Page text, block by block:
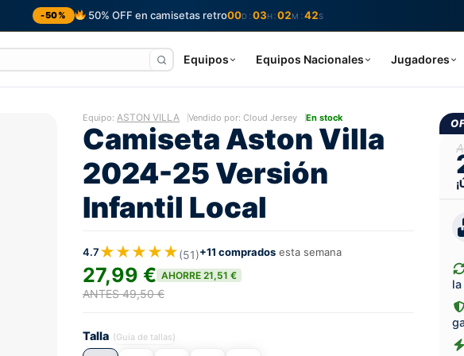
-50% 50% OFF en camisetas retro00D :03H :02M :41S
Equipos Equipos Nacionales Jugadores
Equipo: ASTON VILLA Vendido por: Cloud Jersey En stock
Camiseta Aston Villa
2024-25 Versión
Infantil Local
4.7★★★★★(51)+11 comprados esta semana
27,99 € AHORRE 21,51 €
ANTES 49,50 €
Talla (Guía de tallas)